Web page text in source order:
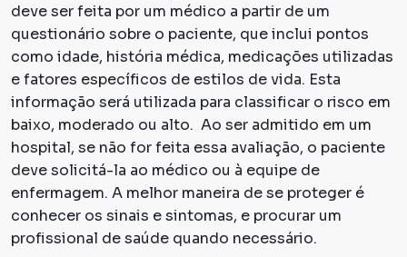
deve ser feita por um médico a partir de um
questionário sobre o paciente, que inclui pontos
como idade, história médica, medicações utilizadas
e fatores específicos de estilos de vida. Esta
informação será utilizada para classificar o risco em
baixo, moderado ou alto. Ao ser admitido em um
hospital, se não for feita essa avaliação, o paciente
deve solicitá-la ao médico ou à equipe de
enfermagem. A melhor maneira de se proteger é
conhecer os sinais e sintomas, e procurar um
profissional de saúde quando necessário.